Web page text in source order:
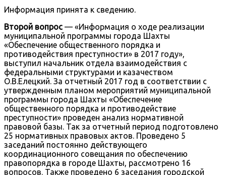
Информация принята к сведению.
Второй вопрос — «Информация о ходе реализации
муниципальной программы города Шахты
«Обеспечение общественного порядка и
противодействия преступности» в 2017 году»,
выступил начальник отдела взаимодействия с
федеральными структурами и казачеством
О.В.Елецкий. За отчетный 2017 год в соответствии с
утвержденным планом мероприятий муниципальной
программы города Шахты «Обеспечение
общественного порядка и противодействие
преступности» проведен анализ нормативной
правовой базы. Так за отчетный период подготовлено
25 нормативных правовых актов. Проведено 5
заседаний постоянно действующего
координационного совещания по обеспечению
правопорядка в городе Шахты, рассмотрено 16
вопросов. Также проведено 6 заседания городской